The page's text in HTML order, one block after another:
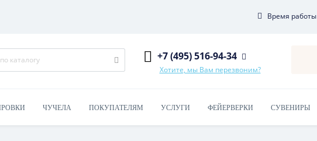
Время работы
+7 (495) 516-94-34
Хотите, мы Вам перезвоним?
ЧУЧЕЛА ПОКУПАТЕЛЯМ УСЛУГИ ФЕЙЕРВЕРКИ СУВЕНИРЫ